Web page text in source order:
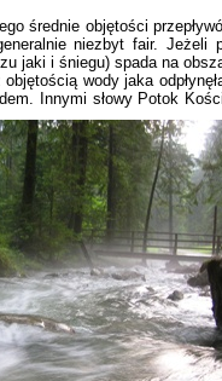
średnie objętości
niezbyt fair. Jeżeli
jaki i śniegu) spada na
wody jaka
Innymi słowy Potok